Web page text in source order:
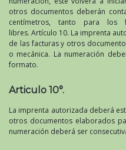
otros documentos deberán
centímetros, tanto para los
libres. Artículo 10. La imprenta
de las facturas y otros
o mecánica. La numeración
formato.
Articulo 10°.
La imprenta autorizada deberá
otros documentos elaborados
numeración deberá ser